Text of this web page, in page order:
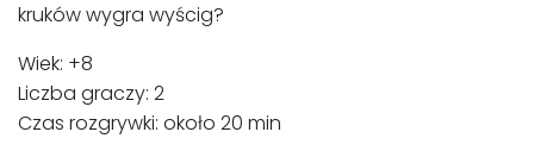
kruków wygra wyścig?
Wiek: +8
Liczba graczy: 2
Czas rozgrywki: około 20 min